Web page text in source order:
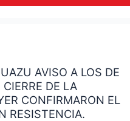
AVISO A LOS DE
DE LA
CONFIRMARON EL
RESISTENCIA.